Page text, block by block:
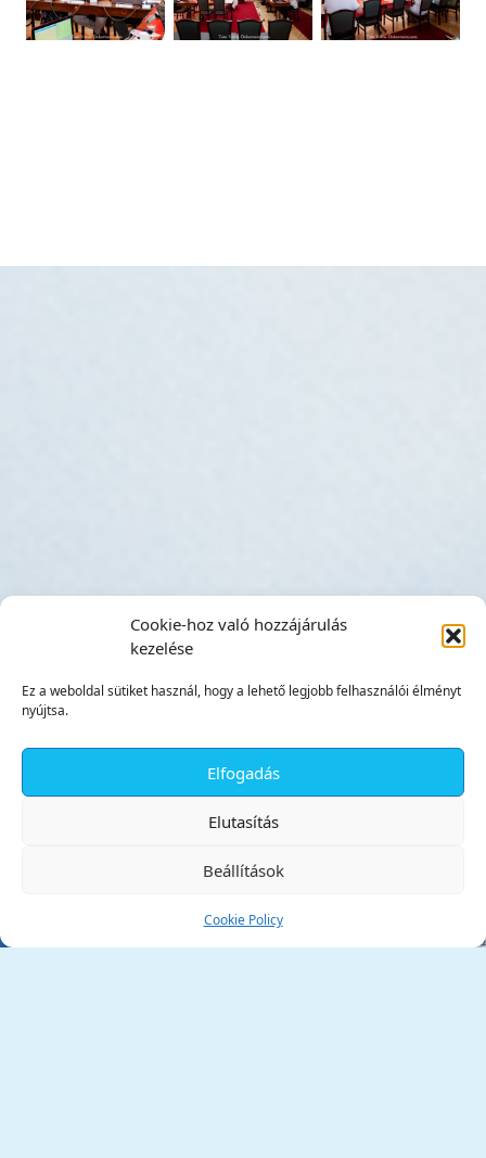
Cookie-hoz való hozzájárulás
kezelése
Ez a weboldal sütiket használ, hogy a lehető legjobb felhasználói élményt
nyújtsa.
Elfogadás
Elutasítás
Beállítások
Cookie Policy
Tata Város Önkormányzata
✕